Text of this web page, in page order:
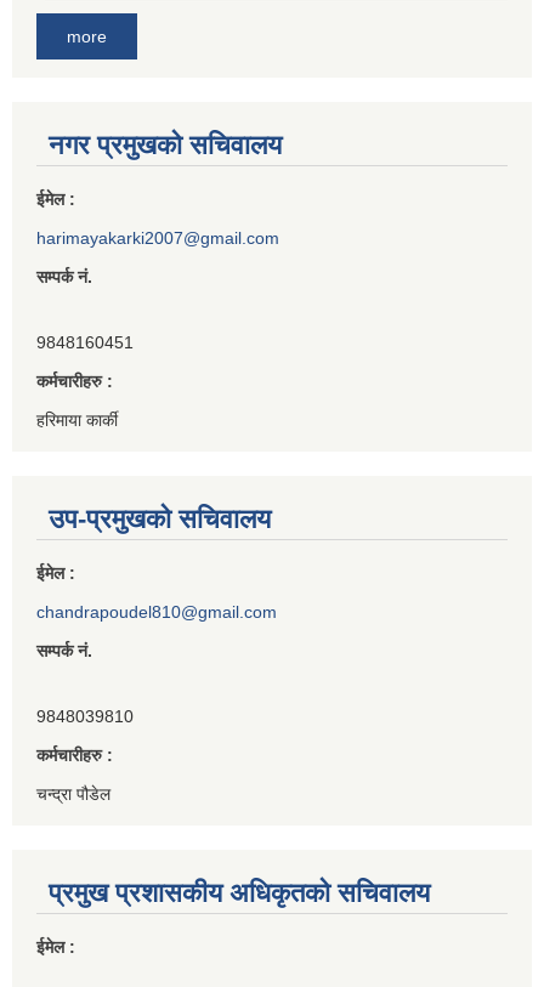
more
नगर प्रमुखको सचिवालय
ईमेल :
harimayakarki2007@gmail.com
सम्पर्क नं.
9848160451
कर्मचारीहरु :
हरिमाया कार्की
उप-प्रमुखको सचिवालय
ईमेल :
chandrapoudel810@gmail.com
सम्पर्क नं.
9848039810
कर्मचारीहरु :
चन्द्रा पौडेल
प्रमुख प्रशासकीय अधिकृतको सचिवालय
ईमेल :